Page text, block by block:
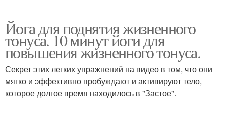
Йога для поднятия жизненного
тонуса. 10 минут йоги для
повышения жизненного тонуса.
Секрет этих легких упражнений на видео в том, что они
мягко и эффективно пробуждают и активируют тело,
которое долгое время находилось в "Застое".